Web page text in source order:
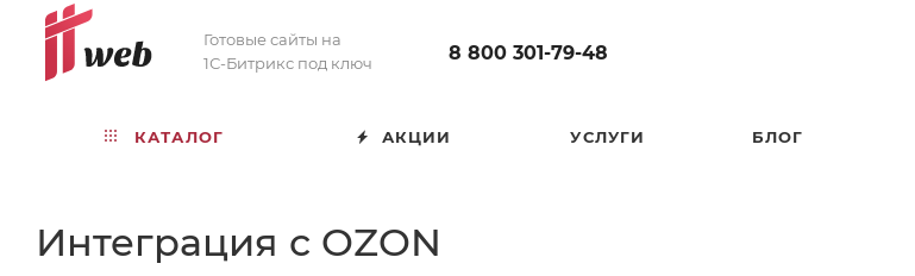
Готовые сайты на
1С-Битрикс под ключ
8 800 301-79-48
КАТАЛОГ АКЦИИ УСЛУГИ БЛОГ
Интеграция с OZON